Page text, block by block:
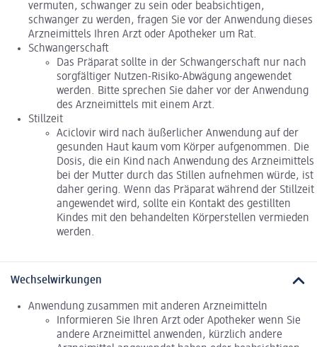
vermuten, schwanger zu sein oder beabsichtigen,
schwanger zu werden, fragen Sie vor der Anwendung dieses
Arzneimittels Ihren Arzt oder Apotheker um Rat.
Schwangerschaft
Das Präparat sollte in der Schwangerschaft nur nach
sorgfältiger Nutzen-Risiko-Abwägung angewendet
werden. Bitte sprechen Sie daher vor der Anwendung
des Arzneimittels mit einem Arzt.
Stillzeit
Aciclovir wird nach äußerlicher Anwendung auf der
gesunden Haut kaum vom Körper aufgenommen. Die
Dosis, die ein Kind nach Anwendung des Arzneimittels
bei der Mutter durch das Stillen aufnehmen würde, ist
daher gering. Wenn das Präparat während der Stillzeit
angewendet wird, sollte ein Kontakt des gestillten
Kindes mit den behandelten Körperstellen vermieden
werden.
Wechselwirkungen
Anwendung zusammen mit anderen Arzneimitteln
Informieren Sie Ihren Arzt oder Apotheker wenn Sie
andere Arzneimittel anwenden, kürzlich andere